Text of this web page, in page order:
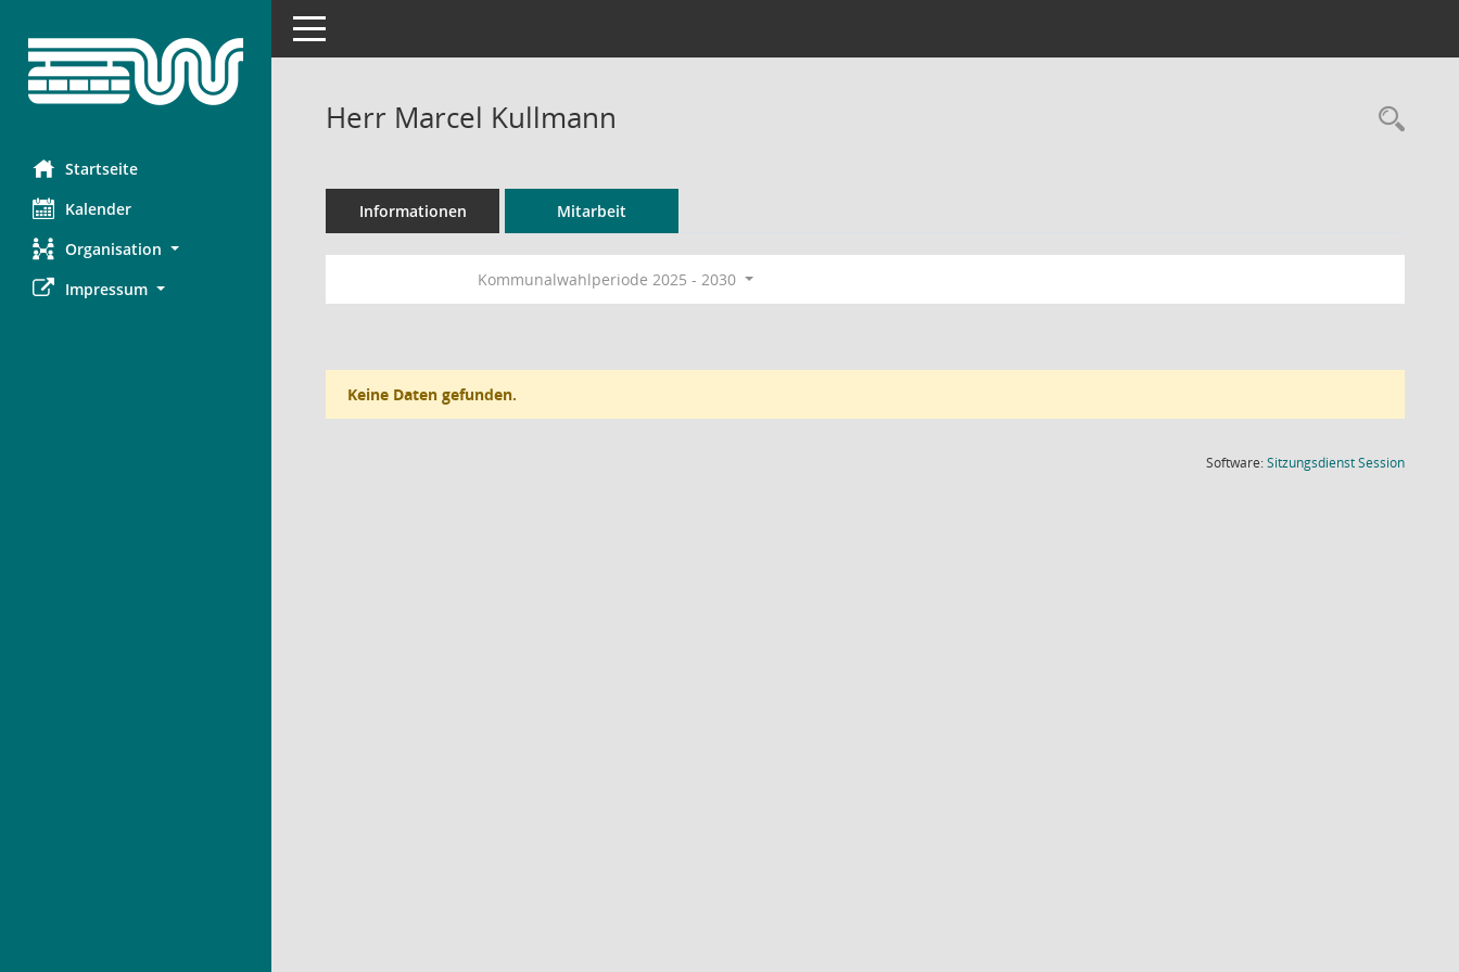
Startseite
Kalender
Organisation
Impressum
Toggle navigation
Herr Marcel Kullmann
Informationen Mitarbeit
Kommunalwahlperiode 2025 - 2030
Keine Daten gefunden.
Software:SitzungsdienstSession(Wird in